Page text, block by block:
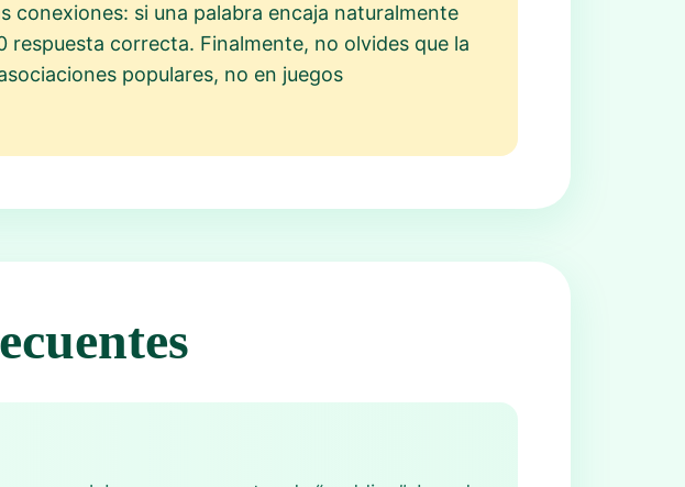
conexiones: si una palabra encaja naturalmente
correcta. Finalmente, no olvides que la
populares, no en juegos